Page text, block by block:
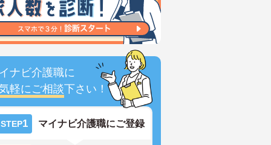
ナビ介護職に
軽にご相談下さい！
STEP1 マイナビ介護職にご登録